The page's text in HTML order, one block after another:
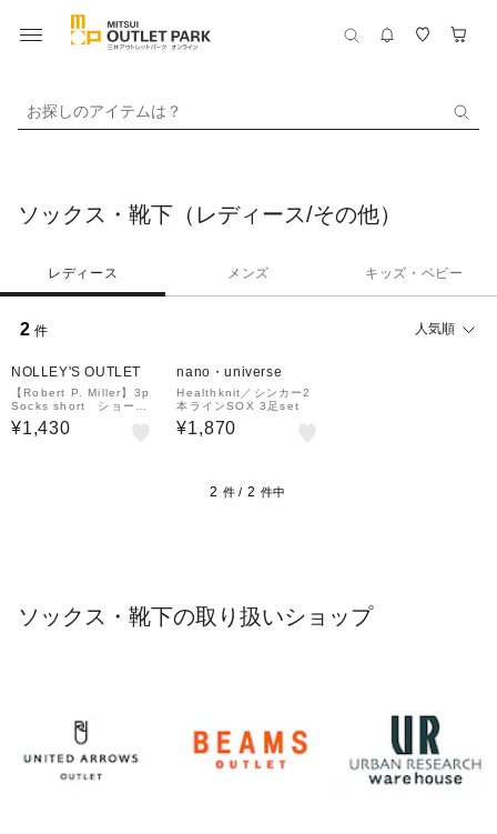
お探しのアイテムは？
ソックス・靴下（レディース/その他）
レディース メンズ キッズ・ベビー
2 件 人気順
NOLLEY'S OUTLET
【Robert P. Miller】3p
Socks short ショート
丈ソックス
¥1,430
nano・universe
Healthknit／シンカー2
本ラインSOX 3足set
¥1,870
2 件 / 2 件中
ソックス・靴下の取り扱いショップ